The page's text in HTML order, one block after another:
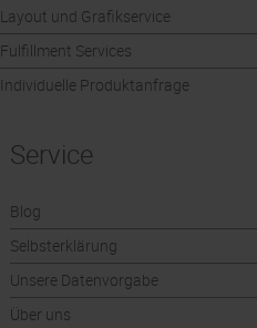
Layout und Grafikservice
Fulfillment Services
Individuelle Produktanfrage
Service
Blog
Selbsterklärung
Unsere Datenvorgabe
Über uns